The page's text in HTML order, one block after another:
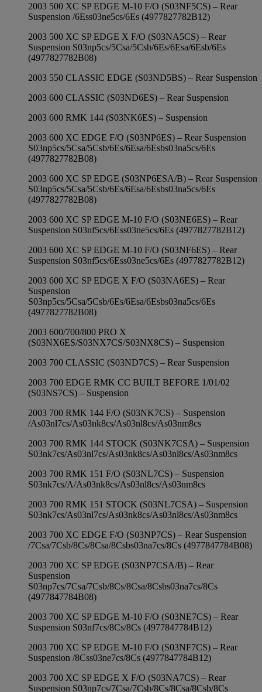
2003 500 XC SP EDGE M-10 F/O (S03NF5CS) – Rear
Suspension /6Ess03ne5cs/6Es (4977827782B12)
2003 500 XC SP EDGE X F/O (S03NA5CS) – Rear
Suspension S03np5cs/5Csa/5Csb/6Es/6Esa/6Esb/6Es
(4977827782B08)
2003 550 CLASSIC EDGE (S03ND5BS) – Rear Suspension
2003 600 CLASSIC (S03ND6ES) – Rear Suspension
2003 600 RMK 144 (S03NK6ES) – Suspension
2003 600 XC EDGE F/O (S03NP6ES) – Rear Suspension
S03np5cs/5Csa/5Csb/6Es/6Esa/6Esbs03na5cs/6Es
(4977827782B08)
2003 600 XC SP EDGE (S03NP6ESA/B) – Rear Suspension
S03np5cs/5Csa/5Csb/6Es/6Esa/6Esbs03na5cs/6Es
(4977827782B08)
2003 600 XC SP EDGE M-10 F/O (S03NE6ES) – Rear
Suspension S03nf5cs/6Ess03ne5cs/6Es (4977827782B12)
2003 600 XC SP EDGE M-10 F/O (S03NF6ES) – Rear
Suspension S03nf5cs/6Ess03ne5cs/6Es (4977827782B12)
2003 600 XC SP EDGE X F/O (S03NA6ES) – Rear
Suspension
S03np5cs/5Csa/5Csb/6Es/6Esa/6Esbs03na5cs/6Es
(4977827782B08)
2003 600/700/800 PRO X
(S03NX6ES/S03NX7CS/S03NX8CS) – Suspension
2003 700 CLASSIC (S03ND7CS) – Rear Suspension
2003 700 EDGE RMK CC BUILT BEFORE 1/01/02
(S03NS7CS) – Suspension
2003 700 RMK 144 F/O (S03NK7CS) – Suspension
/As03nl7cs/As03nk8cs/As03nl8cs/As03nm8cs
2003 700 RMK 144 STOCK (S03NK7CSA) – Suspension
S03nk7cs/As03nl7cs/As03nk8cs/As03nl8cs/As03nm8cs
2003 700 RMK 151 F/O (S03NL7CS) – Suspension
S03nk7cs/A/As03nk8cs/As03nl8cs/As03nm8cs
2003 700 RMK 151 STOCK (S03NL7CSA) – Suspension
S03nk7cs/As03nl7cs/As03nk8cs/As03nl8cs/As03nm8cs
2003 700 XC EDGE F/O (S03NP7CS) – Rear Suspension
/7Csa/7Csb/8Cs/8Csa/8Csbs03na7cs/8Cs (4977847784B08)
2003 700 XC SP EDGE (S03NP7CSA/B) – Rear
Suspension
S03np7cs/7Csa/7Csb/8Cs/8Csa/8Csbs03na7cs/8Cs
(4977847784B08)
2003 700 XC SP EDGE M-10 F/O (S03NE7CS) – Rear
Suspension S03nf7cs/8Cs/8Cs (4977847784B12)
2003 700 XC SP EDGE M-10 F/O (S03NF7CS) – Rear
Suspension /8Css03ne7cs/8Cs (4977847784B12)
2003 700 XC SP EDGE X F/O (S03NA7CS) – Rear
Suspension S03np7cs/7Csa/7Csb/8Cs/8Csa/8Csb/8Cs